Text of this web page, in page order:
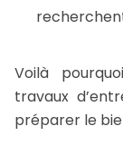
Voilà
travaux
préparer le